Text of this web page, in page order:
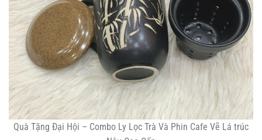
Quà Tặng Đại Hội – Combo Ly Lọc Trà Và Phin Cafe Vẽ Lá trúc